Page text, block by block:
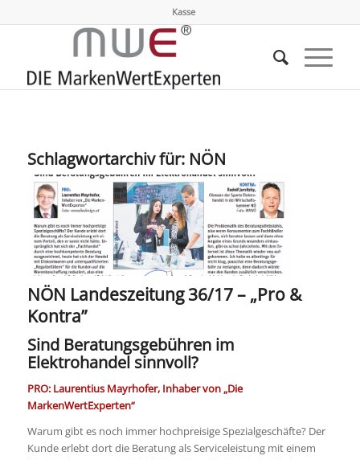
Kasse
Schlagwortarchiv für: NÖN
NÖN Landeszeitung 36/17 – „Pro &
Kontra”
Sind Beratungsgebühren im
Elektrohandel sinnvoll?
PRO: Laurentius Mayrhofer, Inhaber von „Die
MarkenWertExperten“
Warum gibt es noch immer hochpreisige Spezialgeschäfte? Der
Kunde erlebt dort die Beratung als Serviceleistung mit einem